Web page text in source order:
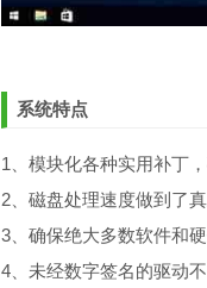
系统特点
1、模块化各种实用补丁
2、磁盘处理速度做到了
3、确保绝大多数软件和
4、未经数字签名的驱动